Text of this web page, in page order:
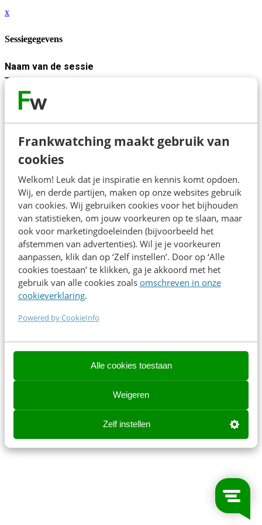
Frankwatching maakt gebruik van
cookies
Welkom! Leuk dat je inspiratie en kennis komt opdoen.
Wij, en derde partijen, maken op onze websites gebruik
van cookies. Wij gebruiken cookies voor het bijhouden
van statistieken, om jouw voorkeuren op te slaan, maar
ook voor marketingdoeleinden (bijvoorbeeld het
afstemmen van advertenties). Wil je je voorkeuren
aanpassen, klik dan op ‘Zelf instellen’. Door op ‘Alle
cookies toestaan’ te klikken, ga je akkoord met het
gebruik van alle cookies zoals omschreven in onze
cookieverklaring.
Powered by CookieInfo
Alle cookies toestaan
Weigeren
Zelf instellen
x
Sessiegegevens
Naam van de sessie
To be announced
11:50 - 12:30
Sluiten